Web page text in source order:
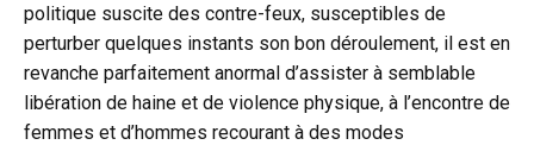
politique suscite des contre-feux, susceptibles de
perturber quelques instants son bon déroulement, il est en
revanche parfaitement anormal d’assister à semblable
libération de haine et de violence physique, à l’encontre de
femmes et d’hommes recourant à des modes